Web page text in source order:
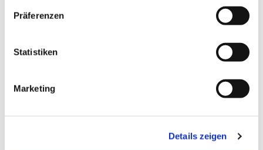
Präferenzen
Statistiken
Marketing
Details zeigen
interessieren